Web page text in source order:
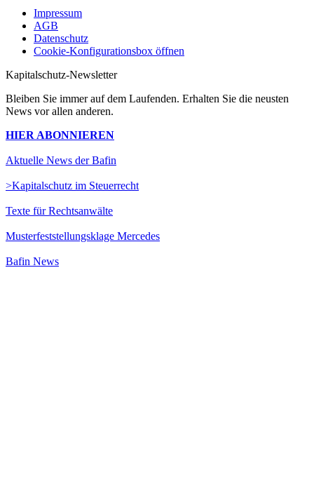
Impressum
AGB
Datenschutz
Cookie-Konfigurationsbox öffnen
Kapitalschutz-Newsletter
Bleiben Sie immer auf dem Laufenden. Erhalten Sie die neusten
News vor allen anderen.
HIER ABONNIEREN
Aktuelle News der Bafin
>Kapitalschutz im Steuerrecht
Texte für Rechtsanwälte
Musterfeststellungsklage Mercedes
Bafin News